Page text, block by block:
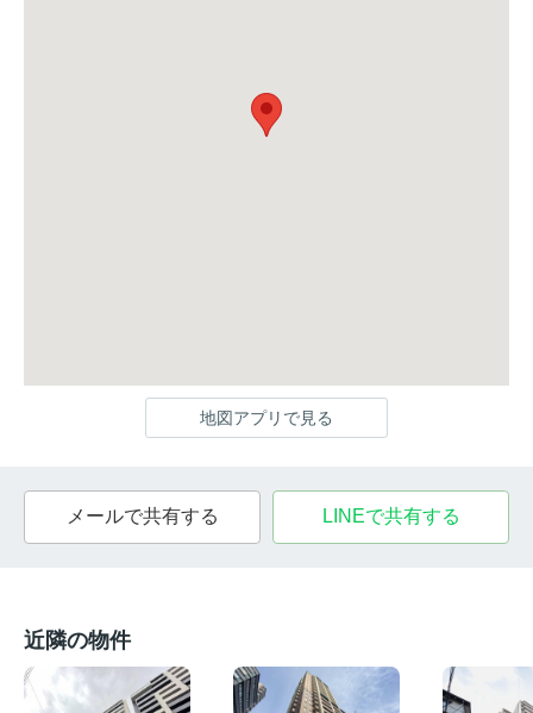
地図アプリで見る
メールで共有する LINEで共有する
近隣の物件